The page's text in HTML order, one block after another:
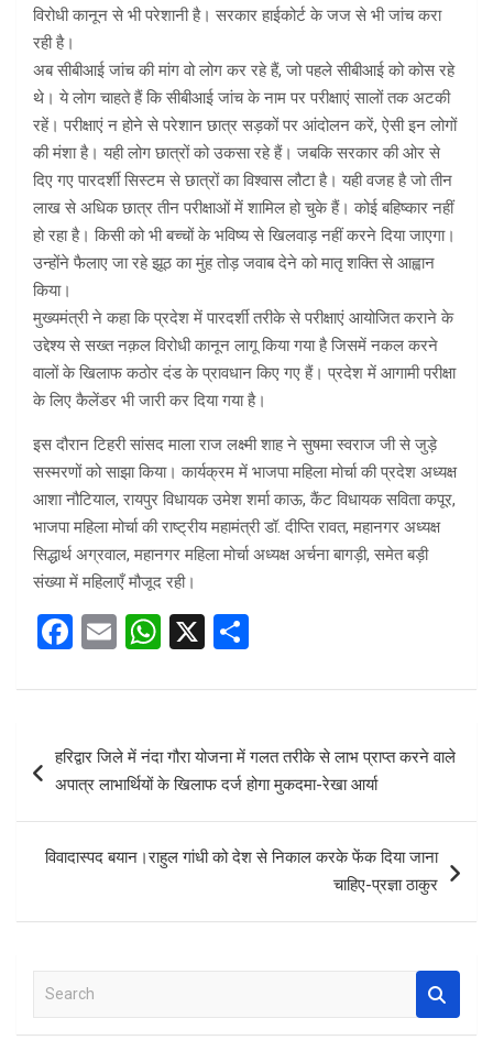
विरोधी कानून से भी परेशानी है। सरकार हाईकोर्ट के जज से भी जांच करा
रही है।
अब सीबीआई जांच की मांग वो लोग कर रहे हैं, जो पहले सीबीआई को कोस रहे
थे। ये लोग चाहते हैं कि सीबीआई जांच के नाम पर परीक्षाएं सालों तक अटकी
रहें। परीक्षाएं न होने से परेशान छात्र सड़कों पर आंदोलन करें, ऐसी इन लोगों
की मंशा है। यही लोग छात्रों को उकसा रहे हैं। जबकि सरकार की ओर से
दिए गए पारदर्शी सिस्टम से छात्रों का विश्वास लौटा है। यही वजह है जो तीन
लाख से अधिक छात्र तीन परीक्षाओं में शामिल हो चुके हैं। कोई बहिष्कार नहीं
हो रहा है। किसी को भी बच्चों के भविष्य से खिलवाड़ नहीं करने दिया जाएगा।
उन्होंने फैलाए जा रहे झूठ का मुंह तोड़ जवाब देने को मातृ शक्ति से आह्वान
किया।
मुख्यमंत्री ने कहा कि प्रदेश में पारदर्शी तरीके से परीक्षाएं आयोजित कराने के
उद्देश्य से सख्त नक़ल विरोधी कानून लागू किया गया है जिसमें नकल करने
वालों के खिलाफ कठोर दंड के प्रावधान किए गए हैं। प्रदेश में आगामी परीक्षा
के लिए कैलेंडर भी जारी कर दिया गया है।
इस दौरान टिहरी सांसद माला राज लक्ष्मी शाह ने सुषमा स्वराज जी से जुड़े
सस्मरणों को साझा किया। कार्यक्रम में भाजपा महिला मोर्चा की प्रदेश अध्यक्ष
आशा नौटियाल, रायपुर विधायक उमेश शर्मा काऊ, कैंट विधायक सविता कपूर,
भाजपा महिला मोर्चा की राष्ट्रीय महामंत्री डॉ. दीप्ति रावत, महानगर अध्यक्ष
सिद्धार्थ अग्रवाल, महानगर महिला मोर्चा अध्यक्ष अर्चना बागड़ी, समेत बड़ी
संख्या में महिलाएँ मौजूद रही।
F
ce
o
o
k
E
ail
W
at
s
A
p
X
ar
navigation
हरिद्वार जिले में नंदा गौरा योजना में गलत तरीके से लाभ प्राप्त करने वाले
अपात्र लाभार्थियों के खिलाफ दर्ज होगा मुकदमा-रेखा आर्या
विवादास्पद बयान।राहुल गांधी को देश से निकाल करके फेंक दिया जाना
चाहिए-प्रज्ञा ठाकुर
a